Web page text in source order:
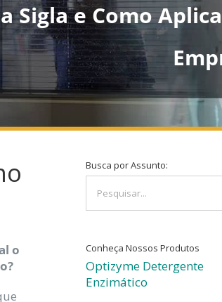
Sigla e Como
o
Busca por Assunto:
resultados
para:
Conheça Nossos Produtos
Optizyme Detergente
Enzimático